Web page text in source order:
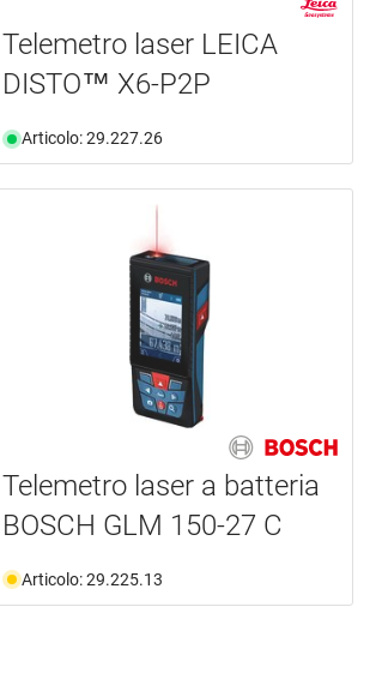
Telemetro laser LEICA
DISTO™ X6-P2P
Articolo: 29.227.26
Telemetro laser a batteria
BOSCH GLM 150-27 C
Articolo: 29.225.13